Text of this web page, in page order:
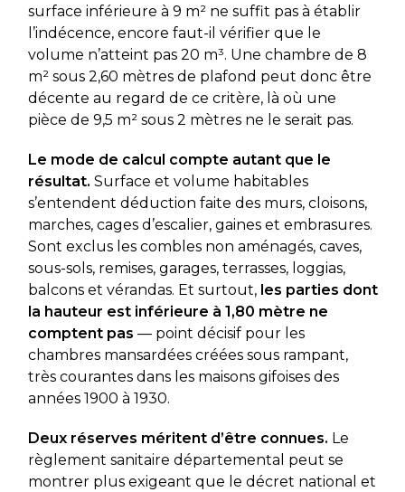
surface inférieure à 9 m² ne suffit pas à établir
l’indécence, encore faut-il vérifier que le
volume n’atteint pas 20 m³. Une chambre de 8
m² sous 2,60 mètres de plafond peut donc être
décente au regard de ce critère, là où une
pièce de 9,5 m² sous 2 mètres ne le serait pas.
Le mode de calcul compte autant que le
résultat. Surface et volume habitables
s’entendent déduction faite des murs, cloisons,
marches, cages d’escalier, gaines et embrasures.
Sont exclus les combles non aménagés, caves,
sous-sols, remises, garages, terrasses, loggias,
balcons et vérandas. Et surtout, les parties dont
la hauteur est inférieure à 1,80 mètre ne
comptent pas — point décisif pour les
chambres mansardées créées sous rampant,
très courantes dans les maisons gifoises des
années 1900 à 1930.
Deux réserves méritent d’être connues. Le
règlement sanitaire départemental peut se
montrer plus exigeant que le décret national et